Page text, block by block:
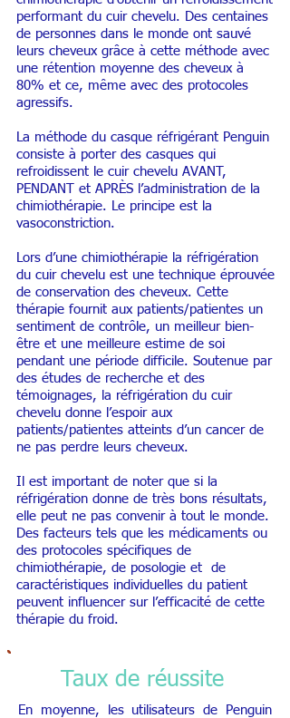
performant du cuir chevelu. Des centaines
de personnes dans le monde ont sauvé
leurs cheveux grâce à cette méthode avec
une rétention moyenne des cheveux à
80% et ce, même avec des protocoles
agressifs.
La méthode du casque réfrigérant Penguin
consiste à porter des casques qui
refroidissent le cuir chevelu AVANT,
PENDANT et APRÈS l’administration de la
chimiothérapie. Le principe est la
vasoconstriction.
Lors d’une chimiothérapie la réfrigération
du cuir chevelu est une technique éprouvée
de conservation des cheveux. Cette
thérapie fournit aux patients/patientes un
sentiment de contrôle, un meilleur bien-
être et une meilleure estime de soi
pendant une période difficile. Soutenue par
des études de recherche et des
témoignages, la réfrigération du cuir
chevelu donne l’espoir aux
patients/patientes atteints d’un cancer de
ne pas perdre leurs cheveux.
Il est important de noter que si la
réfrigération donne de très bons résultats,
elle peut ne pas convenir à tout le monde.
Des facteurs tels que les médicaments ou
des protocoles spécifiques de
chimiothérapie, de posologie et de
caractéristiques individuelles du patient
peuvent influencer sur l’efficacité de cette
thérapie du froid.
Taux de réussite
En moyenne, les utilisateurs de Penguin